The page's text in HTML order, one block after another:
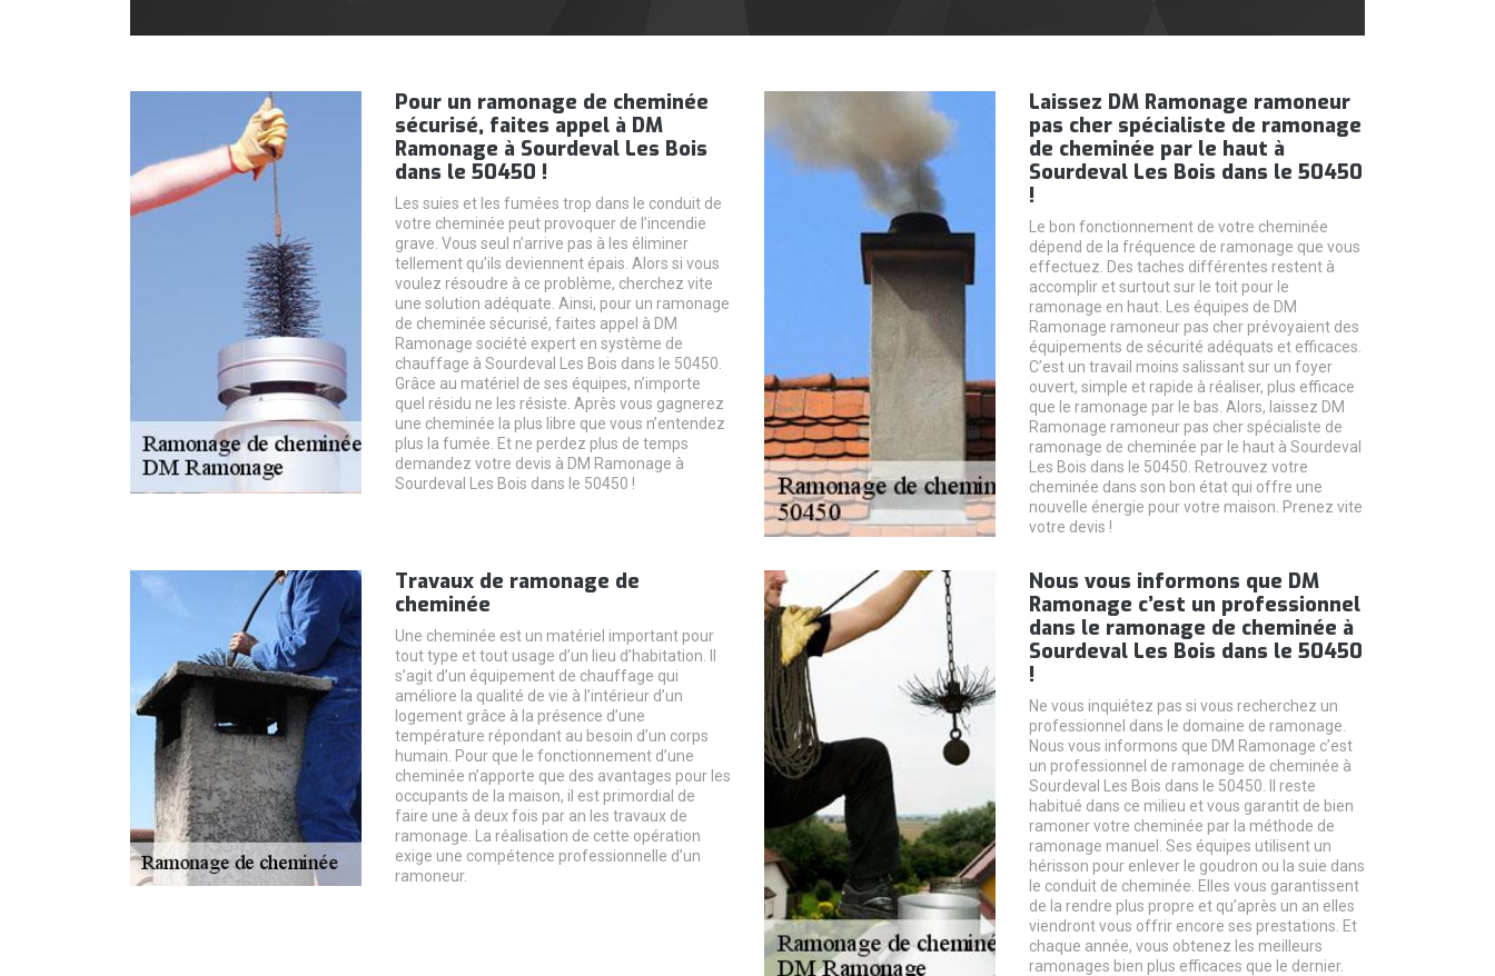
Pour un ramonage de cheminée
sécurisé, faites appel à DM
Ramonage à Sourdeval Les Bois
dans le 50450 !
Les suies et les fumées trop dans le conduit de
votre cheminée peut provoquer de l’incendie
grave. Vous seul n’arrive pas à les éliminer
tellement qu’ils deviennent épais. Alors si vous
voulez résoudre à ce problème, cherchez vite
une solution adéquate. Ainsi, pour un ramonage
de cheminée sécurisé, faites appel à DM
Ramonage société expert en système de
chauffage à Sourdeval Les Bois dans le 50450.
Grâce au matériel de ses équipes, n’importe
quel résidu ne les résiste. Après vous gagnerez
une cheminée la plus libre que vous n’entendez
plus la fumée. Et ne perdez plus de temps
demandez votre devis à DM Ramonage à
Sourdeval Les Bois dans le 50450 !
Laissez DM Ramonage ramoneur
pas cher spécialiste de ramonage
de cheminée par le haut à
Sourdeval Les Bois dans le 50450
!
Le bon fonctionnement de votre cheminée
dépend de la fréquence de ramonage que vous
effectuez. Des taches différentes restent à
accomplir et surtout sur le toit pour le
ramonage en haut. Les équipes de DM
Ramonage ramoneur pas cher prévoyaient des
équipements de sécurité adéquats et efficaces.
C’est un travail moins salissant sur un foyer
ouvert, simple et rapide à réaliser, plus efficace
que le ramonage par le bas. Alors, laissez DM
Ramonage ramoneur pas cher spécialiste de
ramonage de cheminée par le haut à Sourdeval
Les Bois dans le 50450. Retrouvez votre
cheminée dans son bon état qui offre une
nouvelle énergie pour votre maison. Prenez vite
votre devis !
Travaux de ramonage de
cheminée
Une cheminée est un matériel important pour
tout type et tout usage d’un lieu d’habitation. Il
s’agit d’un équipement de chauffage qui
améliore la qualité de vie à l’intérieur d’un
logement grâce à la présence d’une
température répondant au besoin d’un corps
humain. Pour que le fonctionnement d’une
cheminée n’apporte que des avantages pour les
occupants de la maison, il est primordial de
faire une à deux fois par an les travaux de
ramonage. La réalisation de cette opération
exige une compétence professionnelle d’un
ramoneur.
Nous vous informons que DM
Ramonage c’est un professionnel
dans le ramonage de cheminée à
Sourdeval Les Bois dans le 50450
!
Ne vous inquiétez pas si vous recherchez un
professionnel dans le domaine de ramonage.
Nous vous informons que DM Ramonage c’est
un professionnel de ramonage de cheminée à
Sourdeval Les Bois dans le 50450. Il reste
habitué dans ce milieu et vous garantit de bien
ramoner votre cheminée par la méthode de
ramonage manuel. Ses équipes utilisent un
hérisson pour enlever le goudron ou la suie dans
le conduit de cheminée. Elles vous garantissent
de la rendre plus propre et qu’après un an elles
viendront vous offrir encore ses prestations. Et
chaque année, vous obtenez les meilleurs
ramonages bien plus efficaces que le dernier.